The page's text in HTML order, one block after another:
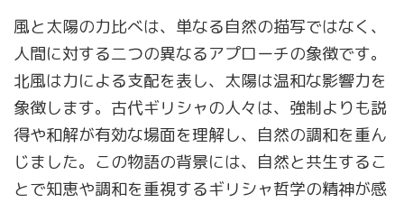
風と太陽の力比べは、単なる自然の描写ではなく、
人間に対する二つの異なるアプローチの象徴です。
北風は力による支配を表し、太陽は温和な影響力を
象徴します。古代ギリシャの人々は、強制よりも説
得や和解が有効な場面を理解し、自然の調和を重ん
じました。この物語の背景には、自然と共生するこ
とで知恵や調和を重視するギリシャ哲学の精神が感